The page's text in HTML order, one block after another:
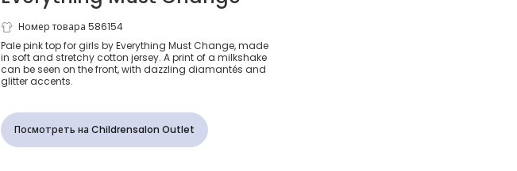
Girls Pink Cotton
Milkshake Print T-
Shirt
Номер товара 586154
Pale pink top for girls by Everything Must Change, made
in soft and stretchy cotton jersey. A print of a milkshake
can be seen on the front, with dazzling diamantés and
glitter accents.
Посмотреть на Childrensalon Outlet